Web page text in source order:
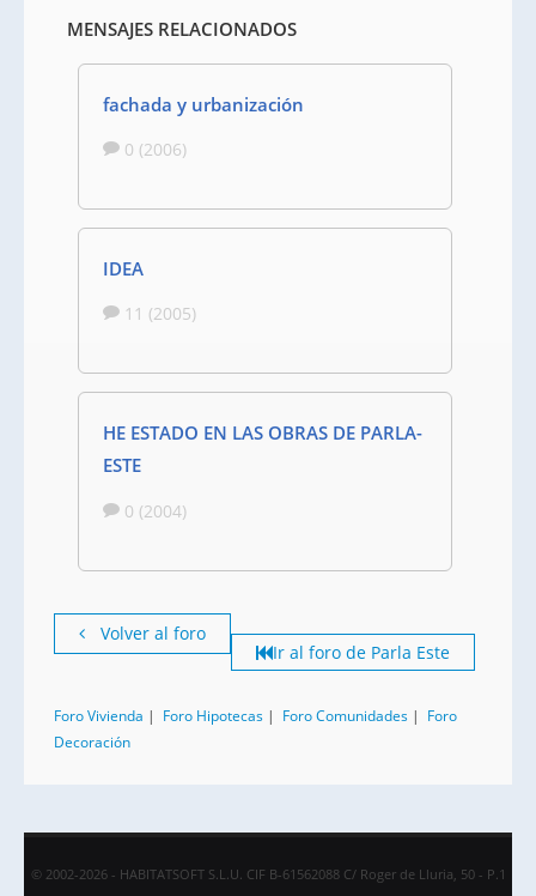
MENSAJES RELACIONADOS
fachada y urbanización
0 (2006)
IDEA
11 (2005)
HE ESTADO EN LAS OBRAS DE PARLA-
ESTE
0 (2004)
Volver al foro
Ir al foro de Parla Este
Foro Vivienda | Foro Hipotecas | Foro Comunidades | Foro
Decoración
© 2002-2026 - HABITATSOFT S.L.U. CIF B-61562088 C/ Roger de Lluria, 50 - P.1